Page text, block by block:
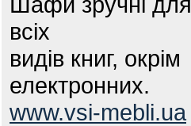
всіх
видів книг, окрім
електронних.
www.vsi-mebli.ua